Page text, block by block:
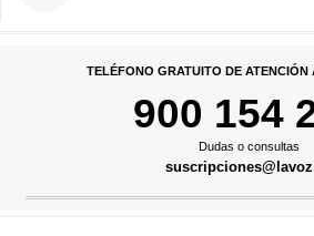
TELÉFONO GRATUITO DE ATENCIÓN
900 154
Dudas o consultas